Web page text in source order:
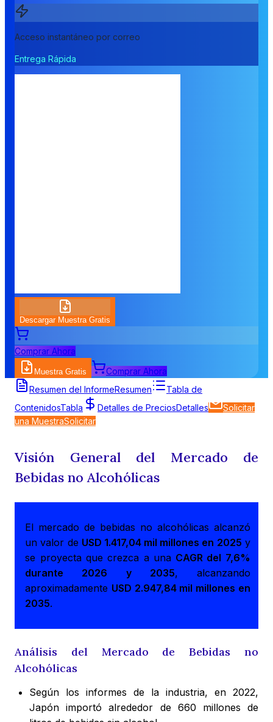
Acceso instantáneo por correo
Entrega Rápida
Descargar Muestra Gratis
Comprar Ahora
Muestra Gratis
Comprar Ahora
Resumen del InformeResumen
Tabla de
ContenidosTabla Detalles de PreciosDetalles
Solicitar
una MuestraSolicitar
Visión General del Mercado de
Bebidas no Alcohólicas
El mercado de bebidas no alcohólicas alcanzó
un valor de USD 1.417,04 mil millones en 2025 y
se proyecta que crezca a una CAGR del 7,6%
durante 2026 y 2035, alcanzando
aproximadamente USD 2.947,84 mil millones en
2035.
Análisis del Mercado de Bebidas no
Alcohólicas
Según los informes de la industria, en 2022,
Japón importó alrededor de 660 millones de